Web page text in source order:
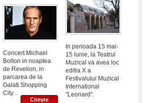
Concert Michael
Bolton in noaptea
de Revelion, in
parcarea de la
Galati Shopping
City .
Citeşte
In perioada 15 mai-
15 iunie, la Teatrul
Muzical va avea loc
editia X a
Festivalului Muzical
International
"Leonard".